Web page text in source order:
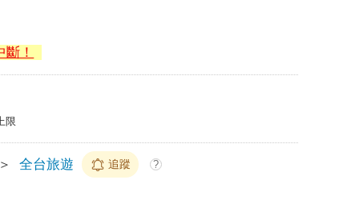
！
限
全台旅遊 追蹤 ?